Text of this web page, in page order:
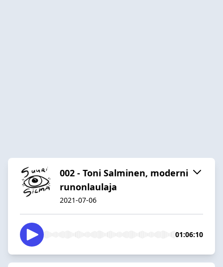
002 - Toni Salminen, moderni
runonlaulaja
2021-07-06
01:06:10